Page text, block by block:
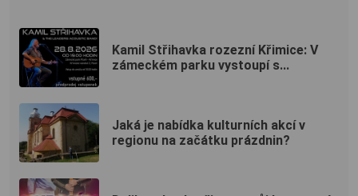
Kamil Střihavka rozezní Křimice: V
zámeckém parku vystoupí s...
Jaká je nabídka kulturních akcí v
regionu na začátku prázdnin?